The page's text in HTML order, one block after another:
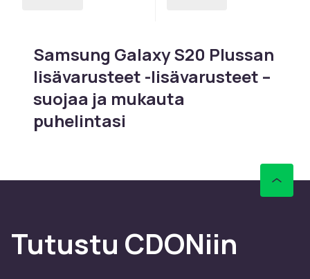
Samsung Galaxy S20 Plussan
lisävarusteet -lisävarusteet –
suojaa ja mukauta
puhelintasi
Plussan lisävarusteet-puhelimeesi? CDON:ilta
löydät laajan valikoiman tarvikkeita S-sarjan
huippuluokan tekniikan ja premium-tuntuman
lisätarvikkeita, löydät oikean tuotteen täältä.
Tutustu CDONiin